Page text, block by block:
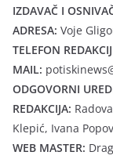
IZDAVAČ I
ADRESA: Voje
TELEFON
MAIL:
ODGOVORNI
REDAKCIJA:
Klepić, Ivana Popov
WEB MASTER: